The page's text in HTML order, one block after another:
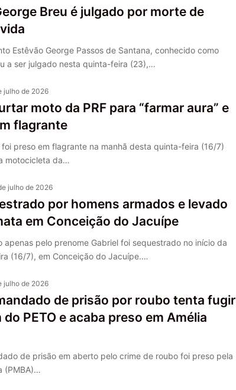
Breu é julgado por morte de
Estêvão George Passos de Santana, conhecido como
a ser julgado nesta quinta-feira (23),…
julho de 2026
moto da PRF para “farmar aura” e
flagrante
foi preso em flagrante na manhã desta quinta-feira (16/7)
motocicleta da…
julho de 2026
por homens armados e levado
em Conceição do Jacuípe
apenas pelo prenome Gabriel foi sequestrado no início da
(16/7), em Conceição do Jacuípe.…
julho de 2026
de prisão por roubo tenta fugir
PETO e acaba preso em Amélia
de prisão em aberto pelo crime de roubo foi preso pela
(PMBA)…